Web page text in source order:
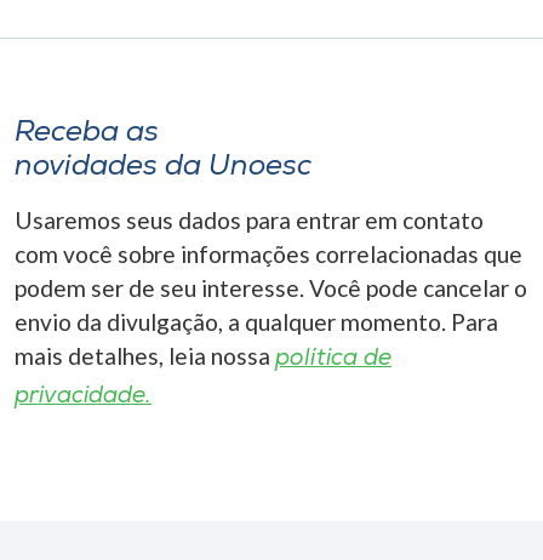
Receba as
novidades da Unoesc
Usaremos seus dados para entrar em contato
com você sobre informações correlacionadas que
podem ser de seu interesse. Você pode cancelar o
envio da divulgação, a qualquer momento. Para
mais detalhes, leia nossa política de
privacidade.